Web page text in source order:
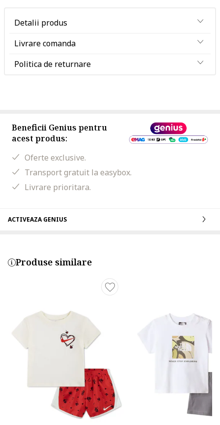
Detalii produs
Livrare comanda
Politica de returnare
Beneficii Genius pentru
acest produs:
Oferte exclusive.
Transport gratuit la easybox.
Livrare prioritara.
ACTIVEAZA GENIUS
Produse similare